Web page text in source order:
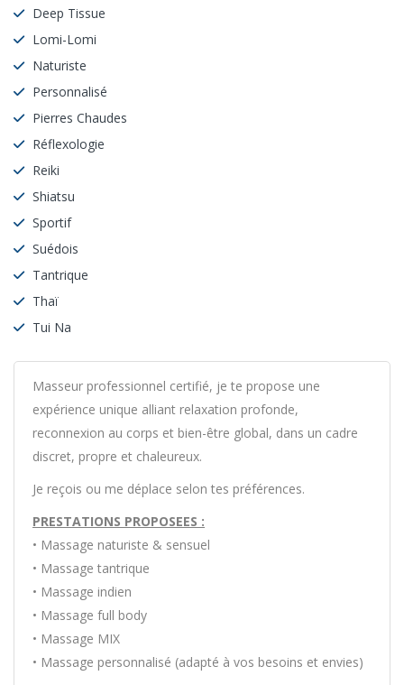
Deep Tissue
Lomi-Lomi
Naturiste
Personnalisé
Pierres Chaudes
Réflexologie
Reiki
Shiatsu
Sportif
Suédois
Tantrique
Thaï
Tui Na
Masseur professionnel certifié, je te propose une
expérience unique alliant relaxation profonde,
reconnexion au corps et bien-être global, dans un cadre
discret, propre et chaleureux.
Je reçois ou me déplace selon tes préférences.
PRESTATIONS PROPOSEES :
• Massage naturiste & sensuel
• Massage tantrique
• Massage indien
• Massage full body
• Massage MIX
• Massage personnalisé (adapté à vos besoins et envies)